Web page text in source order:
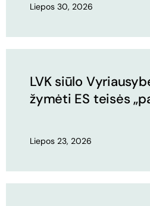
Liepos 30, 2026
LVK siūlo
žymėti ES teisės
Liepos 23, 2026